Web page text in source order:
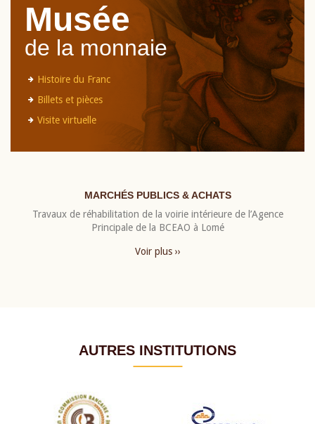
Musée
de la monnaie
Histoire du Franc
Billets et pièces
Visite virtuelle
MARCHÉS PUBLICS & ACHATS
Travaux de réhabilitation de la voirie intérieure de l’Agence
Principale de la BCEAO à Lomé
Voir plus ››
AUTRES INSTITUTIONS